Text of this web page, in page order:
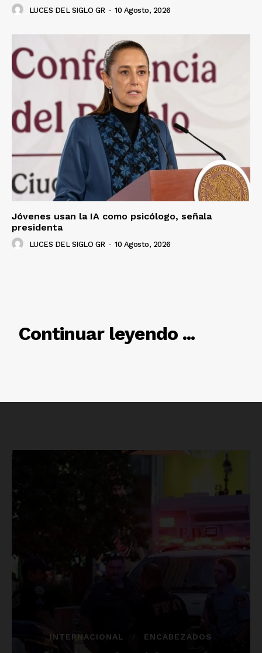
LUCES DEL SIGLO GR - 10 Agosto, 2026
Jóvenes usan la IA como psicólogo, señala
presidenta
LUCES DEL SIGLO GR - 10 Agosto, 2026
Continuar leyendo ...
RELACIONADO